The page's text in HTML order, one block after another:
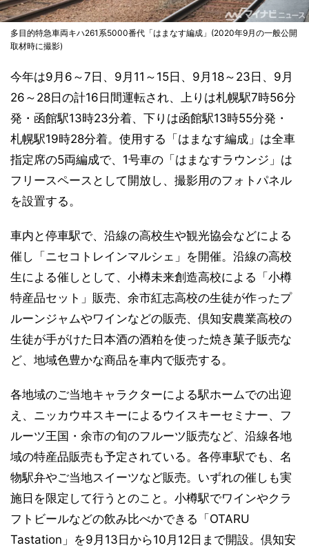
多目的特急車両キハ261系5000番代「はまなす編成」(2020年9月の一般公開
取材時に撮影)
今年は9月6～7日、9月11～15日、9月18～23日、9月
26～28日の計16日間運転され、上りは札幌駅7時56分
発・函館駅13時23分着、下りは函館駅13時55分発・
札幌駅19時28分着。使用する「はまなす編成」は全車
指定席の5両編成で、1号車の「はまなすラウンジ」は
フリースペースとして開放し、撮影用のフォトパネル
を設置する。
車内と停車駅で、沿線の高校生や観光協会などによる
催し「ニセコトレインマルシェ」を開催。沿線の高校
生による催しとして、小樽未来創造高校による「小樽
特産品セット」販売、余市紅志高校の生徒が作ったプ
ルーンジャムやワインなどの販売、倶知安農業高校の
生徒が手がけた日本酒の酒粕を使った焼き菓子販売な
ど、地域色豊かな商品を車内で販売する。
各地域のご当地キャラクターによる駅ホームでの出迎
え、ニッカウヰスキーによるウイスキーセミナー、フ
ルーツ王国・余市の旬のフルーツ販売など、沿線各地
域の特産品販売も予定されている。各停車駅でも、名
物駅弁やご当地スイーツなど販売。いずれの催しも実
施日を限定して行うとのこと。小樽駅でワインやクラ
フトビールなどの飲み比べかできる「OTARU
Tastation」を9月13日から10月12日まで開設。倶知安